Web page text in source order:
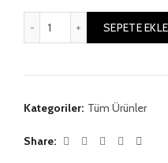
SEPETE EKLE
Kategoriler: Tüm Ürünler
Share